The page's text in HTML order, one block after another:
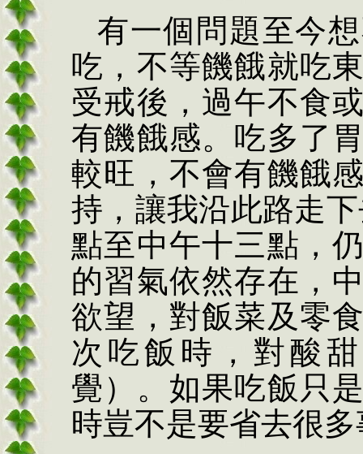
有一個問題至今
吃，不等饑餓就吃
受戒後，過午不食
有饑餓感。吃多了
較旺，不會有饑餓
持，讓我沿此路走
點至中午十三點，
的習氣依然存在，
欲望，對飯菜及零
次吃飯時，對酸
覺）。如果吃飯只
時豈不是要省去很